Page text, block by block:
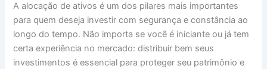
A alocação de ativos é um dos pilares mais importantes
para quem deseja investir com segurança e constância ao
longo do tempo. Não importa se você é iniciante ou já tem
certa experiência no mercado: distribuir bem seus
investimentos é essencial para proteger seu patrimônio e